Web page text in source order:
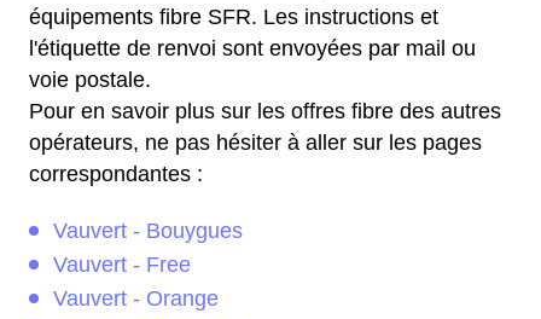
équipements fibre SFR. Les instructions et
l'étiquette de renvoi sont envoyées par mail ou
voie postale.
Pour en savoir plus sur les offres fibre des autres
opérateurs, ne pas hésiter à aller sur les pages
correspondantes :
Vauvert - Bouygues
Vauvert - Free
Vauvert - Orange